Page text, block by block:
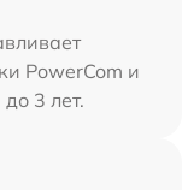
PowerCom и
3 лет.